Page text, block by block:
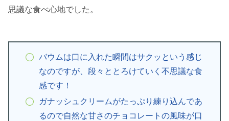
思議な食べ心地でした。
バウムは口に入れた瞬間はサクッという感じ
なのですが、段々ととろけていく不思議な食
感です！
ガナッシュクリームがたっぷり練り込んであ
るので自然な甘さのチョコレートの風味が口